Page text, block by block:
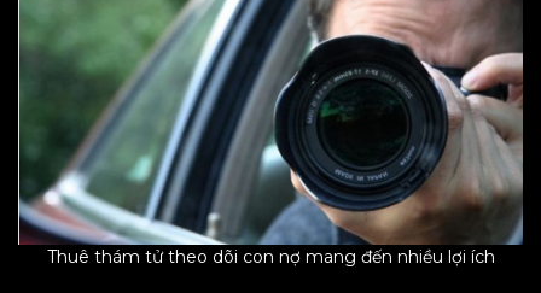
Thuê thám tử theo dõi con nợ mang đến nhiều lợi ích